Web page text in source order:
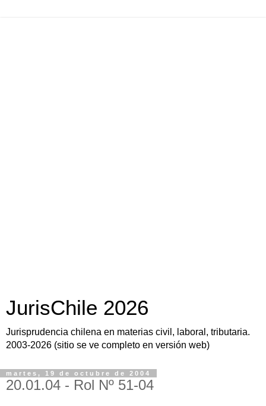
JurisChile 2026
Jurisprudencia chilena en materias civil, laboral, tributaria.
2003-2026 (sitio se ve completo en versión web)
martes, 19 de octubre de 2004
20.01.04 - Rol Nº 51-04